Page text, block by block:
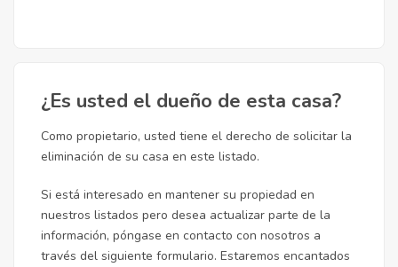
¿Es usted el dueño de esta casa?
Como propietario, usted tiene el derecho de solicitar la
eliminación de su casa en este listado.
Si está interesado en mantener su propiedad en
nuestros listados pero desea actualizar parte de la
información, póngase en contacto con nosotros a
través del siguiente formulario. Estaremos encantados